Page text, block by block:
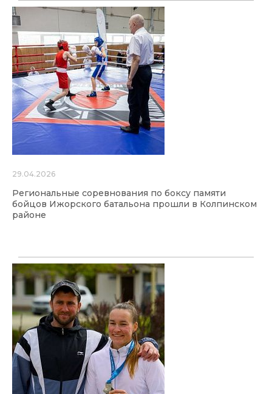
29.04.2026
Региональные соревнования по боксу памяти
бойцов Ижорского батальона прошли в Колпинском
районе